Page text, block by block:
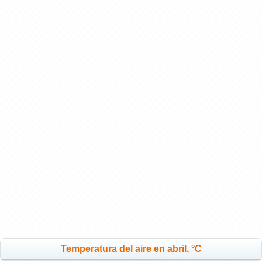
Temperatura del aire en abril, °C